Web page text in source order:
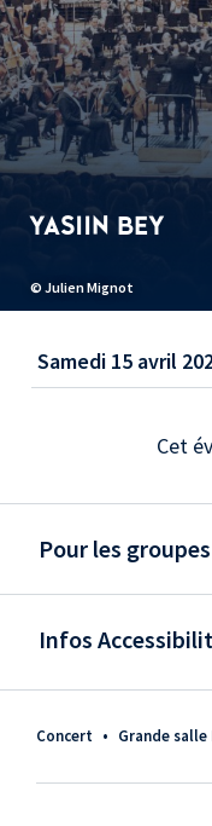
© Julien Mignot
YASIIN BEY
Concert • Grande
Samedi 15 avril
Cet
Pour les groupes
Infos